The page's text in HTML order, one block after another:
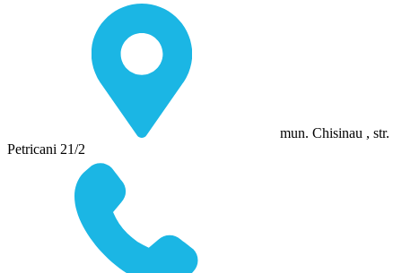
mun. Chisinau , str.
Petricani 21/2